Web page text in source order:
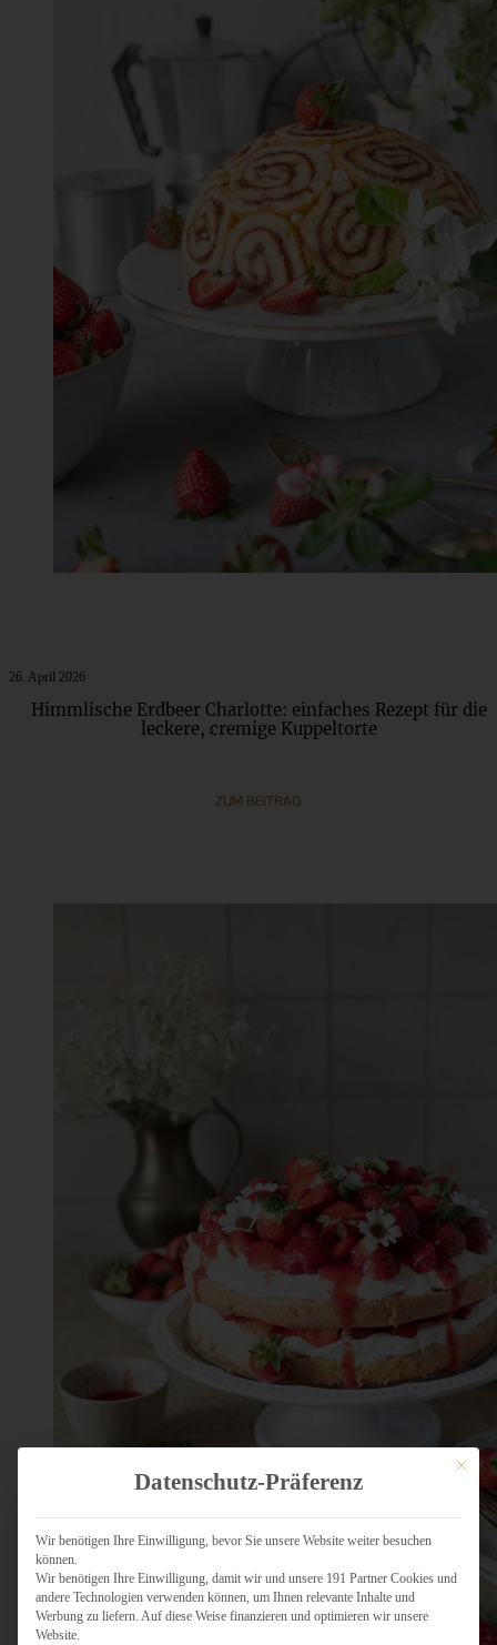
26. April 2026
ZUM BEITRAG
Himmlische Erdbeer Charlotte: einfaches Rezept für die
leckere, cremige Kuppeltorte
Mit
Datenschutz-Präferenz
Wir benötigen Ihre Einwilligung, bevor Sie unsere Website weiter besuchen
können.
Wir benötigen Ihre Einwilligung, damit wir und unsere 191 Partner Cookies und
andere Technologien verwenden können, um Ihnen relevante Inhalte und
Werbung zu liefern. Auf diese Weise finanzieren und optimieren wir unsere
Website.